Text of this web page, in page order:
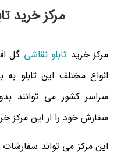
مرکز خرید
مرکز خرید تابلو نقاشی گل
انواع مختلف این تابلو به
سراسر کشور می توانند
سفارش خود را از این مرکز
این مرکز می ‌تواند